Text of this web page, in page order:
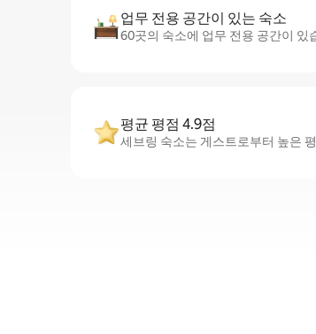
업무 전용 공간이 있는 숙소
60곳의 숙소에 업무 전용 공간이 있
평균 평점 4.9점
세브링 숙소는 게스트로부터 높은